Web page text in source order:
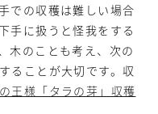
での収穫は難しい場合
手に扱うと怪我をする
木のことも考え、次の
ることが大切です。収
王様「タラの芽」収穫